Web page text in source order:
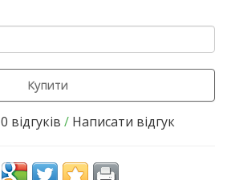
Купити
0 відгуків / Написати відгук